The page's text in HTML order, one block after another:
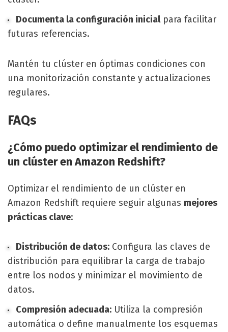
Documenta la configuración inicialpara facilitar
futuras referencias.
Mantén tu clúster en óptimas condiciones con
una monitorización constante y actualizaciones
regulares.
FAQs
¿Cómo puedo optimizar el rendimiento de
un clúster en Amazon Redshift?
Optimizar el rendimiento de un clúster en
Amazon Redshift requiere seguir algunas mejores
prácticas clave:
Distribución de datos:Configura las claves de
distribución para equilibrar la carga de trabajo
entre los nodos y minimizar el movimiento de
datos.
Compresión adecuada:Utiliza la compresión
automática o define manualmente los esquemas